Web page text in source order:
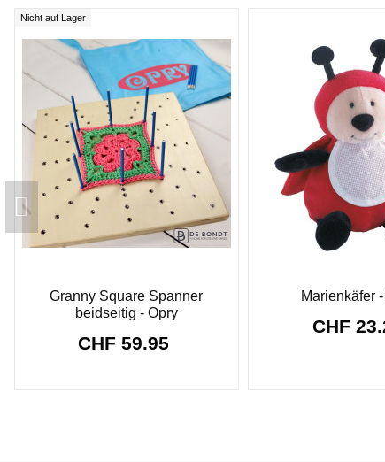
Nicht auf Lager
Granny Square Spanner
beidseitig - Opry
CHF 59.95
Marienkäfer
CHF